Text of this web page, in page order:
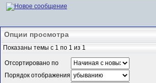
Опции просмотра
Показаны темы с 1 по 1 из 1
Отсортировано по
Порядок отображения